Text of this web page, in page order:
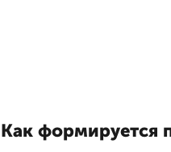
Как формируется